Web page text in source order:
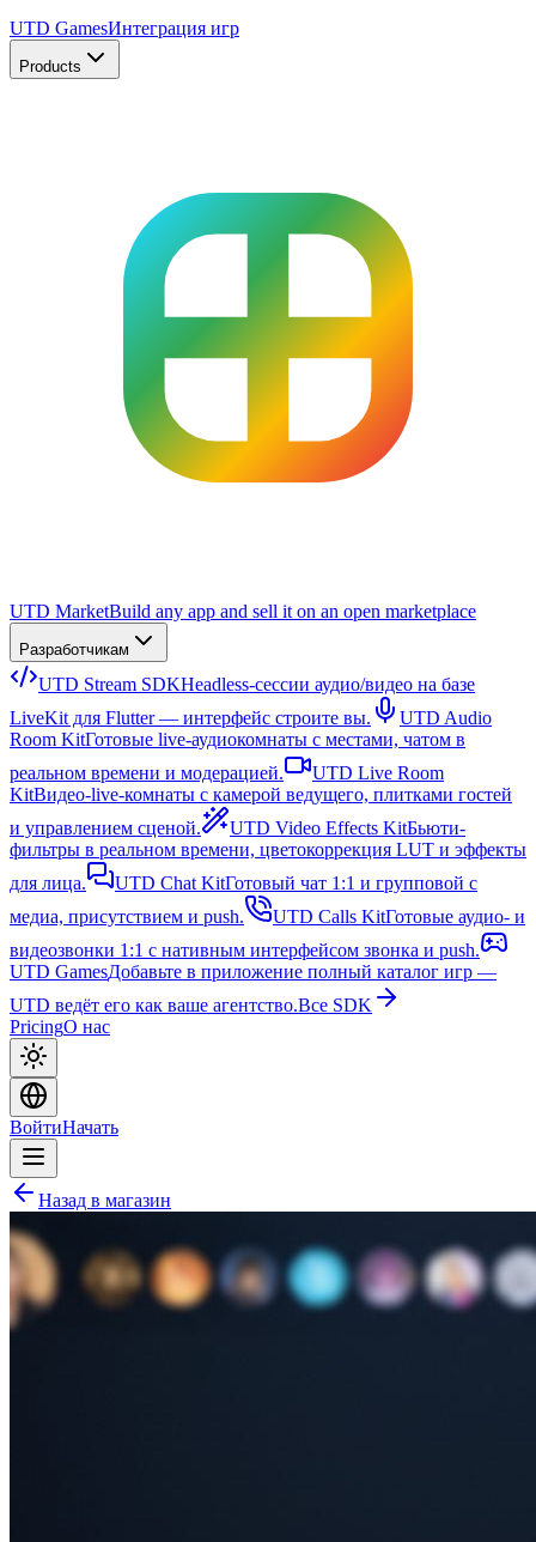
UTD GamesИнтеграция игр
Products
UTD MarketBuild any app and sell it on an open marketplace
Разработчикам
UTD Stream SDKHeadless-сессии аудио/видео на базе
LiveKit для Flutter — интерфейс строите вы.
UTD Audio
Room KitГотовые live-аудиокомнаты с местами, чатом в
реальном времени и модерацией.
UTD Live Room
KitВидео-live-комнаты с камерой ведущего, плитками гостей
и управлением сценой.
UTD Video Effects KitБьюти-
фильтры в реальном времени, цветокоррекция LUT и эффекты
для лица.
UTD Chat KitГотовый чат 1:1 и групповой с
медиа, присутствием и push.
UTD Calls KitГотовые аудио- и
видеозвонки 1:1 с нативным интерфейсом звонка и push.
UTD GamesДобавьте в приложение полный каталог игр —
UTD ведёт его как ваше агентство.Все SDK
PricingО нас
ВойтиНачать
Назад в магазин